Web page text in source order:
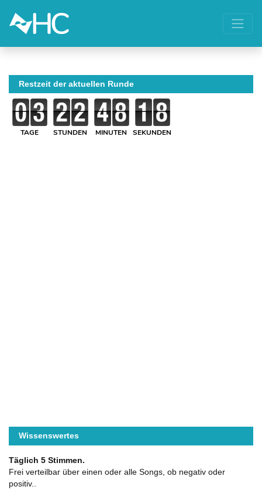
Restzeit der aktuellen Runde
TAGE STUNDEN MINUTEN SEKUNDEN
Wissenswertes
Täglich 5 Stimmen.
Frei verteilbar über einen oder alle Songs, ob negativ oder
positiv..